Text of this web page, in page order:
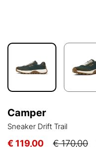
Camper
Sneaker Drift Trail
€ 119,00 € 170,00